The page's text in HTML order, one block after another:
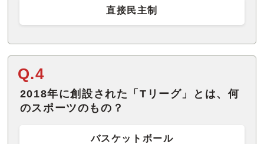
直接民主制
Q.4
2018年に創設された「Tリーグ」とは、何
のスポーツのもの？
バスケットボール